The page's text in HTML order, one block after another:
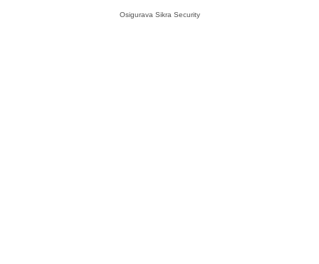
Osigurava Sikra Security